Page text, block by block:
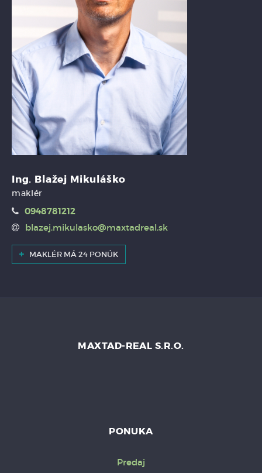
Ing. Blažej Mikuláško
maklér
0948781212
blazej.mikulasko@maxtadreal.sk
MAKLÉR MÁ 24 PONÚK
MAXTAD-REAL S.R.O.
PONUKA
Predaj